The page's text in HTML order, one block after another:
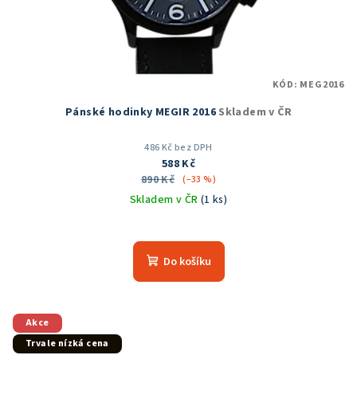
Pánské hodinky MEGIR 2016 Skladem v ČR
486 Kč bez DPH
588 Kč
890 Kč (–33 %)
Skladem v ČR (1 ks)
Do košíku
KÓD: MEG2016
Akce
Trvale nízká cena